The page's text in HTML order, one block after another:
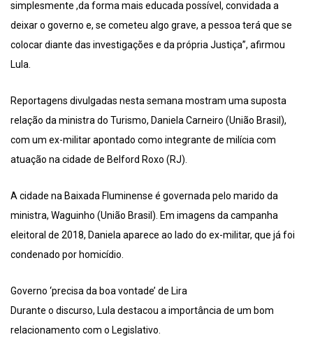
simplesmente ,da forma mais educada possível, convidada a
deixar o governo e, se cometeu algo grave, a pessoa terá que se
colocar diante das investigações e da própria Justiça”, afirmou
Lula.
Reportagens divulgadas nesta semana mostram uma suposta
relação da ministra do Turismo, Daniela Carneiro (União Brasil),
com um ex-militar apontado como integrante de milícia com
atuação na cidade de Belford Roxo (RJ).
A cidade na Baixada Fluminense é governada pelo marido da
ministra, Waguinho (União Brasil). Em imagens da campanha
eleitoral de 2018, Daniela aparece ao lado do ex-militar, que já foi
condenado por homicídio.
Governo ‘precisa da boa vontade’ de Lira
Durante o discurso, Lula destacou a importância de um bom
relacionamento com o Legislativo.